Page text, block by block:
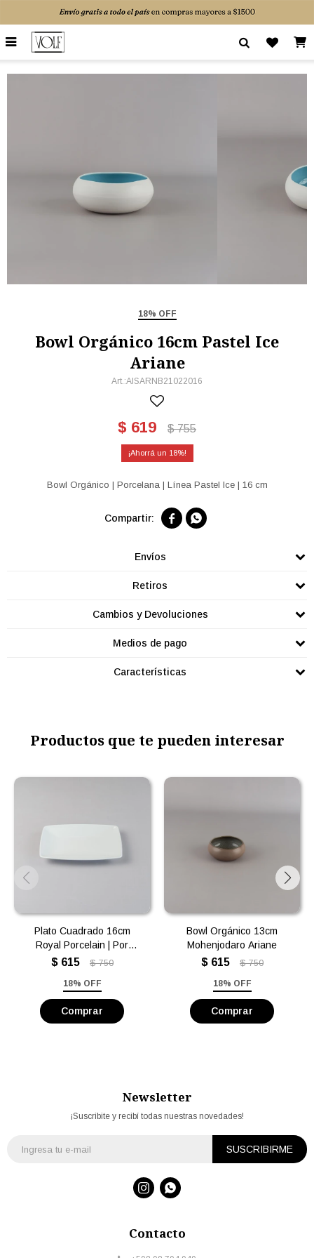

18% OFF
Bowl Orgánico 16cm Pastel Ice
Ariane
AISARNB21022016
$ 619 $ 755
18
Bowl Orgánico | Porcelana | Línea Pastel Ice | 16 cm
 
Envíos
Retiros
Cambios y Devoluciones
Medios de pago
Características
Productos que te pueden interesar
Plato Cuadrado 16cm
Royal Porcelain | Por
Unidad
$ 615 $ 750
18% OFF
Bowl Orgánico 13cm
Mohenjodaro Ariane
$ 615 $ 750
18% OFF
Contacto
Newsletter
¡Suscribite y recibí todas nuestras novedades!
SUSCRIBIRME
 